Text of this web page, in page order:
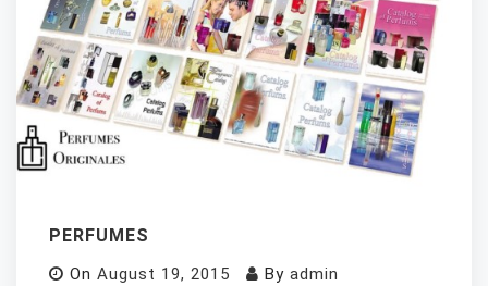
PERFUMES
On August 19, 2015 By admin